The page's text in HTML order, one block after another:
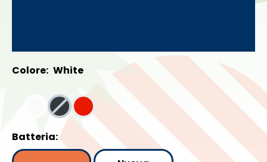
Colore: White
Batteria: